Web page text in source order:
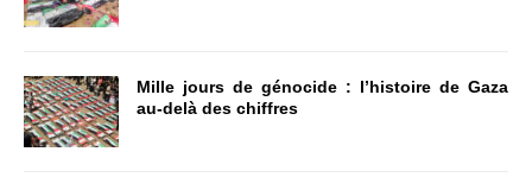
Mille jours de génocide : l’histoire de Gaza
au-delà des chiffres